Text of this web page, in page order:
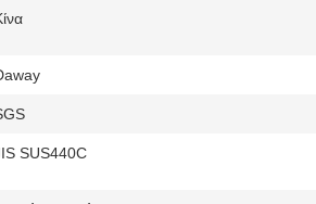
SUS440C